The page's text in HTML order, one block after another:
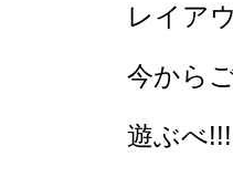
レイア
今から
遊ぶべ